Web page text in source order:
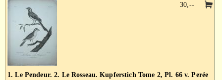
1. Le Pendeur. 2. Le Rosseau. Kupferstich Tome 2, Pl. 66 v. Perée
30,--